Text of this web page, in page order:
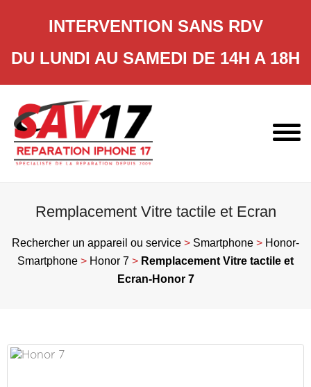
INTERVENTION SANS RDV
DU LUNDI AU SAMEDI DE 14H A 18H
content
Remplacement Vitre tactile et Ecran
Rechercher un appareil ou service > Smartphone > Honor-
Smartphone > Honor 7 > Remplacement Vitre tactile et
Ecran-Honor 7